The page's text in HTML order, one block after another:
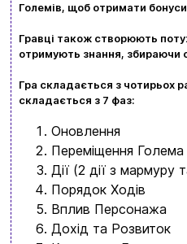
Големів, щоб отримати
Гравці також створюють
отримують знання, збираючи
Гра складається з чотирьох
складається з 7 фаз:
Оновлення
Переміщення Голема
Дії (2 дії з мармуру
Порядок Ходів
Вплив Персонажа
Дохід та Розвиток